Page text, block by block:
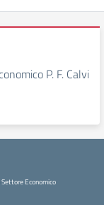
P. F. Calvi
Economico